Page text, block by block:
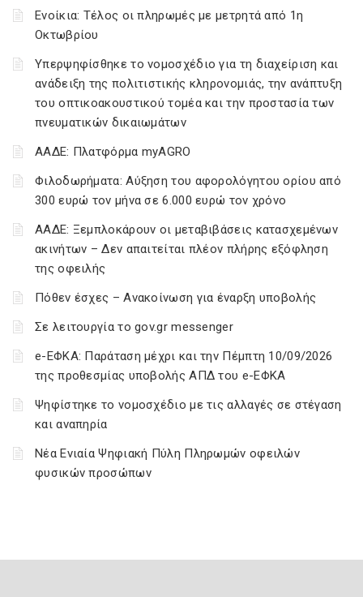
Ενοίκια: Τέλος οι πληρωμές με μετρητά από 1η
Οκτωβρίου
Υπερψηφίσθηκε το νομοσχέδιο για τη διαχείριση και
ανάδειξη της πολιτιστικής κληρονομιάς, την ανάπτυξη
του οπτικοακουστικού τομέα και την προστασία των
πνευματικών δικαιωμάτων
ΑΑΔΕ: Πλατφόρμα myAGRO
Φιλοδωρήματα: Αύξηση του αφορολόγητου ορίου από
300 ευρώ τον μήνα σε 6.000 ευρώ τον χρόνο
ΑΑΔΕ: Ξεμπλοκάρουν οι μεταβιβάσεις κατασχεμένων
ακινήτων – Δεν απαιτείται πλέον πλήρης εξόφληση
της οφειλής
Πόθεν έσχες – Ανακοίνωση για έναρξη υποβολής
Σε λειτουργία το gov.gr messenger
e-ΕΦΚΑ: Παράταση μέχρι και την Πέμπτη 10/09/2026
της προθεσμίας υποβολής ΑΠΔ του e-ΕΦΚΑ
Ψηφίστηκε το νομοσχέδιο με τις αλλαγές σε στέγαση
και αναπηρία
Νέα Ενιαία Ψηφιακή Πύλη Πληρωμών οφειλών
φυσικών προσώπων